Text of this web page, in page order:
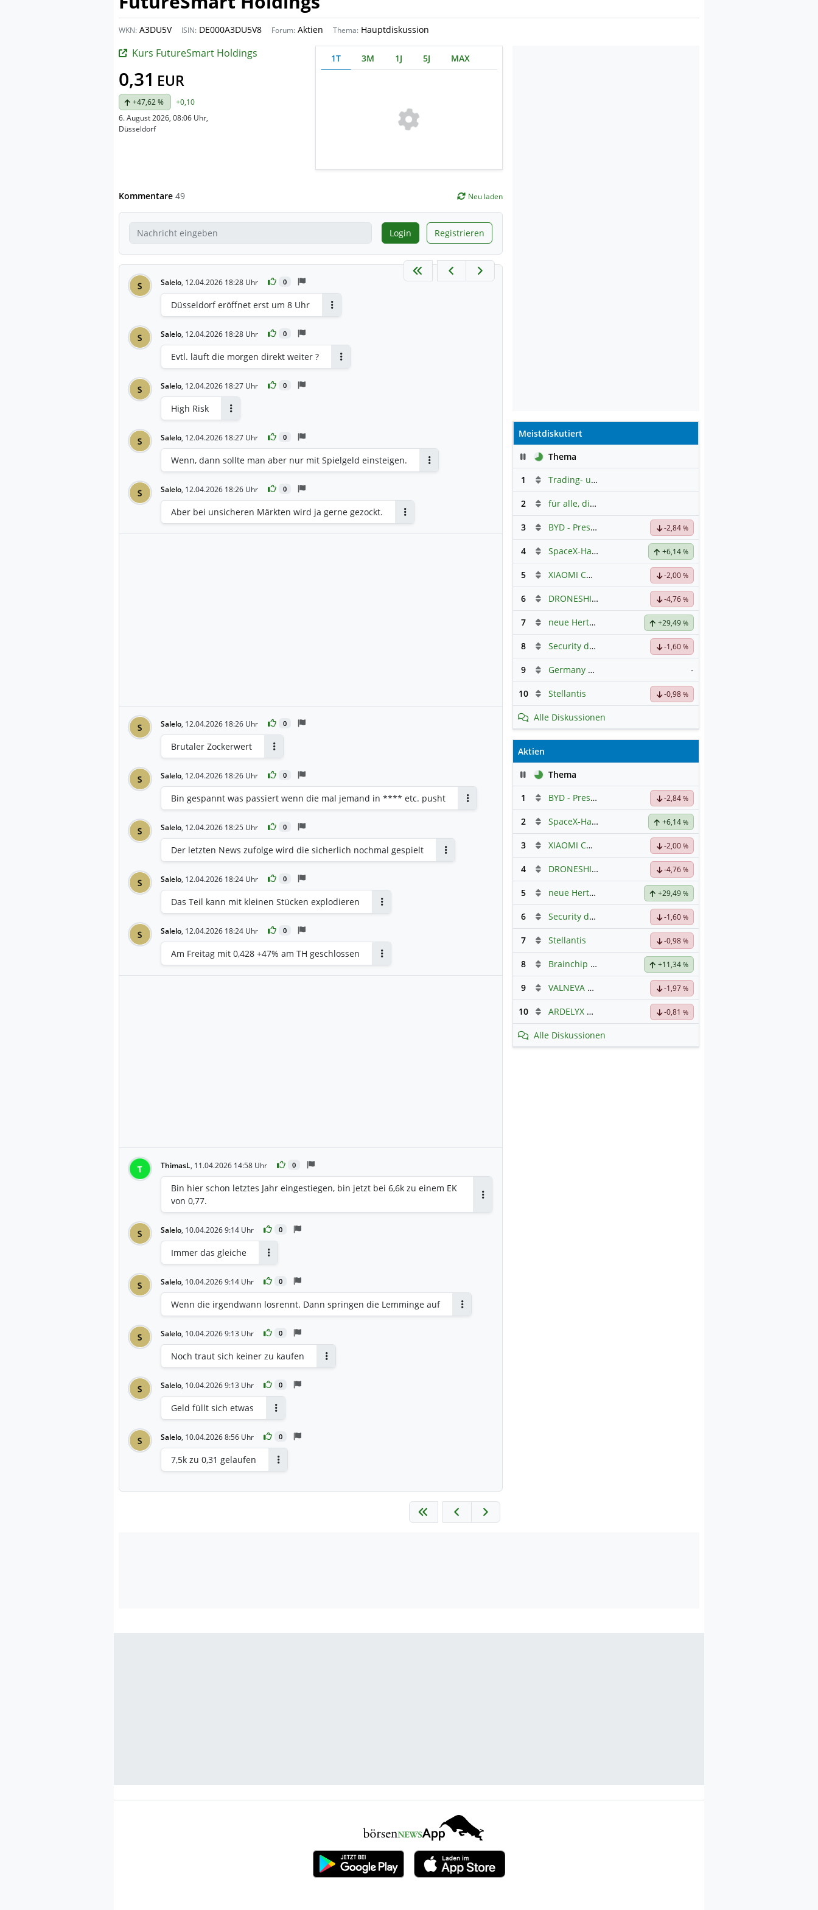
WKN: A3DU5V ISIN: DE000A3DU5V8 Forum: Aktien Thema: Hauptdiskussion
Kurs FutureSmart Holdings
0,31 EUR
+47,62 %
+0,10
6. August 2026, 08:06 Uhr,
Düsseldorf
1T 3M 1J 5J MAX
Kommentare 49 Neu laden
Login Registrieren
S Salelo, 12.04.2026 18:28 Uhr 0
Düsseldorf eröffnet erst um 8 Uhr
S Salelo, 12.04.2026 18:28 Uhr 0
Evtl. läuft die morgen direkt weiter ?
S Salelo, 12.04.2026 18:27 Uhr 0
High Risk
S Salelo, 12.04.2026 18:27 Uhr 0
Wenn, dann sollte man aber nur mit Spielgeld einsteigen.
S Salelo, 12.04.2026 18:26 Uhr 0
Aber bei unsicheren Märkten wird ja gerne gezockt.
S Salelo, 12.04.2026 18:26 Uhr 0
Brutaler Zockerwert
S Salelo, 12.04.2026 18:26 Uhr 0
Bin gespannt was passiert wenn die mal jemand in **** etc. pusht
S Salelo, 12.04.2026 18:25 Uhr 0
Der letzten News zufolge wird die sicherlich nochmal gespielt
S Salelo, 12.04.2026 18:24 Uhr 0
Das Teil kann mit kleinen Stücken explodieren
S Salelo, 12.04.2026 18:24 Uhr 0
Am Freitag mit 0,428 +47% am TH geschlossen
T ThimasL, 11.04.2026 14:58 Uhr 0
Bin hier schon letztes Jahr eingestiegen, bin jetzt bei 6,6k zu einem EK
von 0,77.
S Salelo, 10.04.2026 9:14 Uhr 0
Immer das gleiche
S Salelo, 10.04.2026 9:14 Uhr 0
Wenn die irgendwann losrennt. Dann springen die Lemminge auf
S Salelo, 10.04.2026 9:13 Uhr 0
Noch traut sich keiner zu kaufen
S Salelo, 10.04.2026 9:13 Uhr 0
Geld füllt sich etwas
S Salelo, 10.04.2026 8:56 Uhr 0
7,5k zu 0,31 gelaufen
Meistdiskutiert
PauseThema
1
Trading- und Aktien-Chat
2 für alle, die es ehrlich meinen beim Traden.
3 BYD - Presselinks -2,84%
4 SpaceX-Haupt-Hauptforum +6,14%
5 XIAOMI CORP. CL.B Hauptdiskussion
-2,00%
6 DRONESHIELD LTD Hauptdiskussion
-4,76%
7 neue Hertz Aktie +29,49%
8 Security der nächsten Generation -1,60%
9 Germany 40 / DAX Prognose -
10 Stellantis -0,98%
Alle Diskussionen
Aktien
PauseThema
1
BYD - Presselinks -2,84%
2 SpaceX-Haupt-Hauptforum +6,14%
3 XIAOMI CORP. CL.B Hauptdiskussion
-2,00%
4 DRONESHIELD LTD Hauptdiskussion
-4,76%
5 neue Hertz Aktie +29,49%
6 Security der nächsten Generation -1,60%
7 Stellantis -0,98%
8 Brainchip Klassengruppe +11,34%
9 VALNEVA SE -1,97%
10 ARDELYX Hauptdiskussion -0,81 %
Alle Diskussionen